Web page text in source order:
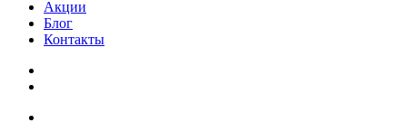
Акции
Блог
Контакты